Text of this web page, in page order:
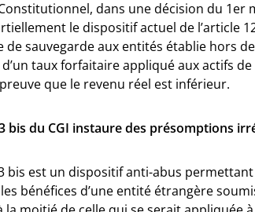
dans une décision du 1er
le dispositif actuel de l’article
de sauvegarde aux entités établie hors
taux forfaitaire appliqué aux actifs
que le revenu réel est inférieur.
bis du CGI instaure des présomptions
bis est un dispositif anti-abus
bénéfices d’une entité étrangère